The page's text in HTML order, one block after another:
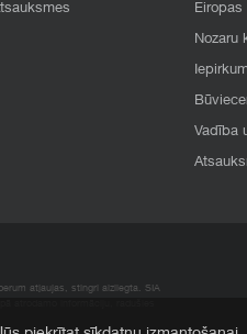
Eiropas
Nozaru
Vadība
atļaujas, stingri aizliegta. SIA